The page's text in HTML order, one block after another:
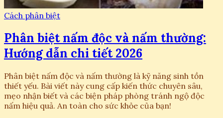
Cách phân biệt
Phân biệt nấm độc và nấm thường:
Hướng dẫn chi tiết 2026
Phân biệt nấm độc và nấm thường là kỹ năng sinh tồn
thiết yếu. Bài viết này cung cấp kiến thức chuyên sâu,
mẹo nhận biết và các biện pháp phòng tránh ngộ độc
nấm hiệu quả. An toàn cho sức khỏe của bạn!